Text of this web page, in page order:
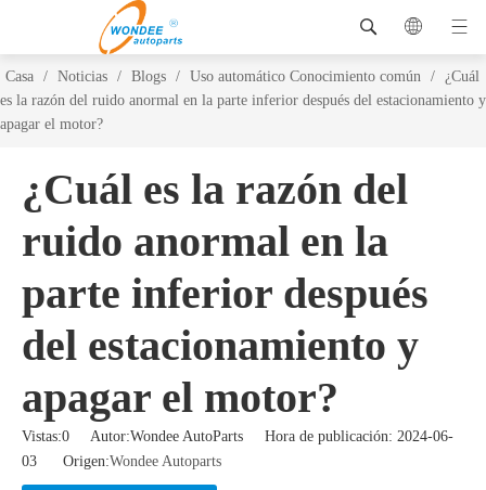
Casa / Noticias / Blogs / Uso automático Conocimiento común / ¿Cuál
es la razón del ruido anormal en la parte inferior después del estacionamiento y
apagar el motor?
¿Cuál es la razón del
ruido anormal en la
parte inferior después
del estacionamiento y
apagar el motor?
Vistas:0 Autor:Wondee AutoParts Hora de publicación: 2024-06-
03 Origen:Wondee Autoparts